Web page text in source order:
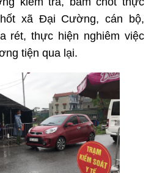
xã Đại Cường, cán bộ,
rét, thực hiện nghiêm việc
tiện qua lại.